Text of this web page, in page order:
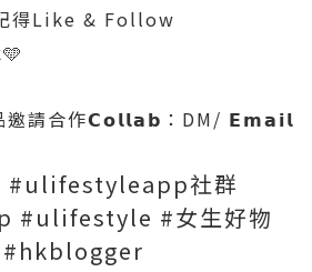
得Like & Follow
邀請合作𝗖𝗼𝗹𝗹𝗮𝗯：DM/ 𝗘𝗺𝗮𝗶𝗹
社群
#ulifestyle #女生好物